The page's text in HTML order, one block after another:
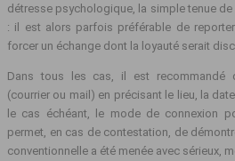
détresse psychologique, la simple tenue
: il est alors parfois préférable de
forcer un échange dont la loyauté serait
Dans tous les cas, il est recommandé
(courrier ou mail) en précisant le lieu, la
le cas échéant, le mode de connexion
permet, en cas de contestation, de
conventionnelle a été menée avec sérieux,